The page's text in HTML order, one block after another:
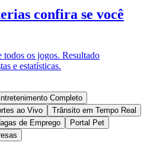
confira se você
os jogos. Resultado
e estatísticas.
Completo
ao Vivo
Trânsito em Tempo Real
de Emprego
Portal Pet